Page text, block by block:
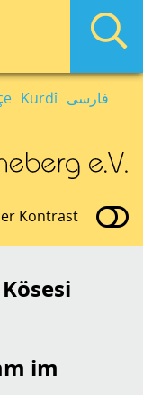
Kurdî فارسی
Kontrast
im